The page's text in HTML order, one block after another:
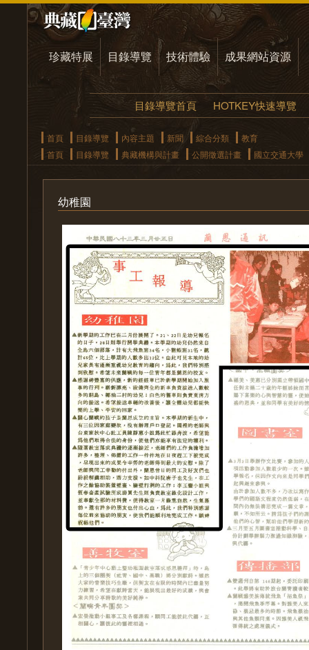
珍藏特展 目錄導覽 技術體驗 成果網站資源
目錄導覽首頁 HOTKEY快速導覽
首頁 目錄導覽 內容主題 新聞 綜合分類
教育
首頁
目錄導覽 典藏機構與計畫 公開徵選計畫 國立交通大學
幼稚園